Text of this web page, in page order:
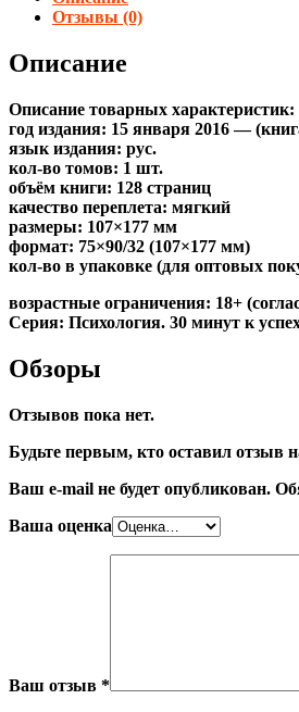
Отзывы (0)
Описание
Описание товарных характеристик:
год издания: 15 января 2016 —
язык издания: рус.
кол-во томов: 1 шт.
объём книги: 128 страниц
качество переплета: мягкий
размеры: 107×177 мм
формат: 75×90/32 (107×177 мм)
кол-во в упаковке (для оптовых
возрастные ограничения: 18+
Серия: Психология. 30 минут к
Обзоры
Отзывов пока нет.
Будьте первым, кто оставил отзыв
Ваш e-mail не будет опубликован.
Ваша оценка
Ваш отзыв *